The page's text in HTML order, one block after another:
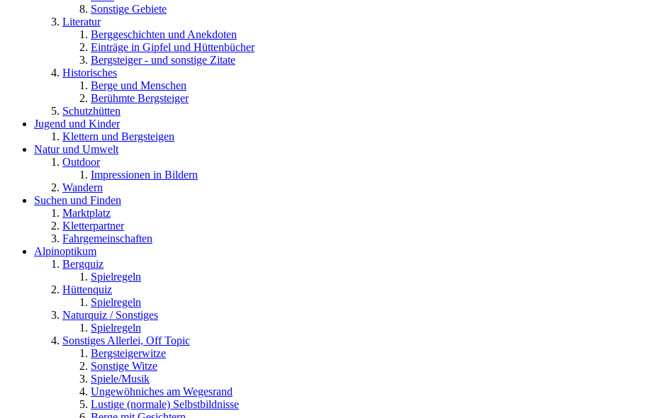
Sonstige Gebiete
Literatur
Berggeschichten und Anekdoten
Einträge in Gipfel und Hüttenbücher
Bergsteiger - und sonstige Zitate
Historisches
Berge und Menschen
Berühmte Bergsteiger
Schutzhütten
Jugend und Kinder
Klettern und Bergsteigen
Natur und Umwelt
Outdoor
Impressionen in Bildern
Wandern
Suchen und Finden
Marktplatz
Kletterpartner
Fahrgemeinschaften
Alpinoptikum
Bergquiz
Spielregeln
Hüttenquiz
Spielregeln
Naturquiz / Sonstiges
Spielregeln
Sonstiges Allerlei, Off Topic
Bergsteigerwitze
Sonstige Witze
Spiele/Musik
Ungewöhniches am Wegesrand
Lustige (normale) Selbstbildnisse